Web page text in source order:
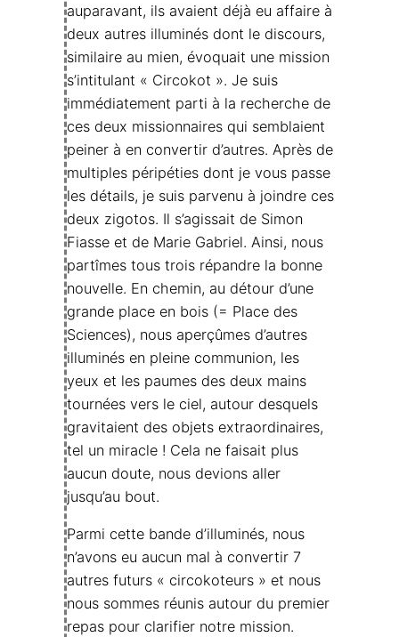
auparavant, ils avaient déjà eu affaire à
deux autres illuminés dont le discours,
similaire au mien, évoquait une mission
s’intitulant « Circokot ». Je suis
immédiatement parti à la recherche de
ces deux missionnaires qui semblaient
peiner à en convertir d’autres. Après de
multiples péripéties dont je vous passe
les détails, je suis parvenu à joindre ces
deux zigotos. Il s’agissait de Simon
Fiasse et de Marie Gabriel. Ainsi, nous
partîmes tous trois répandre la bonne
nouvelle. En chemin, au détour d’une
grande place en bois (= Place des
Sciences), nous aperçûmes d’autres
illuminés en pleine communion, les
yeux et les paumes des deux mains
tournées vers le ciel, autour desquels
gravitaient des objets extraordinaires,
tel un miracle ! Cela ne faisait plus
aucun doute, nous devions aller
jusqu’au bout.
Parmi cette bande d’illuminés, nous
n’avons eu aucun mal à convertir 7
autres futurs « circokoteurs » et nous
nous sommes réunis autour du premier
repas pour clarifier notre mission.